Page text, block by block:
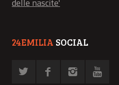
delle nascite'
24EMILIA SOCIAL